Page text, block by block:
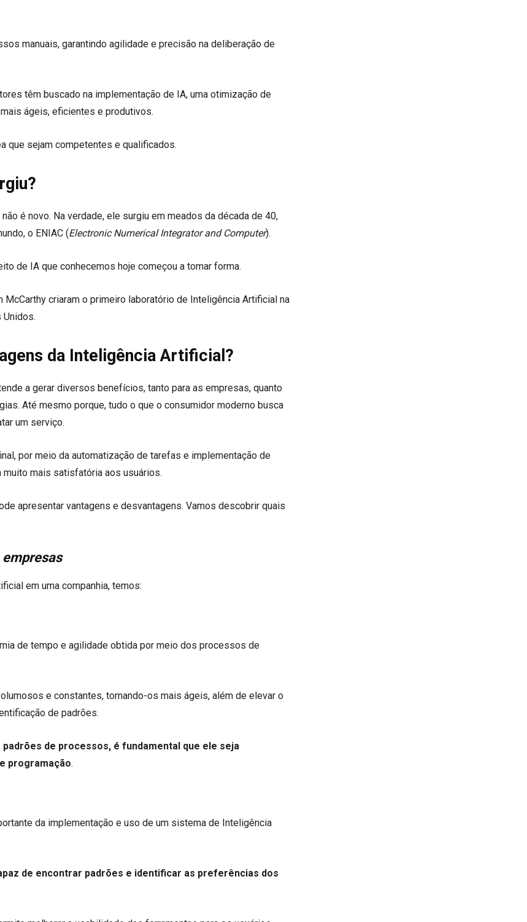
manuais, garantindo agilidade e precisão na deliberação de
têm buscado na implementação de IA, uma otimização de
ágeis, eficientes e produtivos.
que sejam competentes e qualificados.
é novo. Na verdade, ele surgiu em meados da década de 40,
o ENIAC (Electronic Numerical Integrator and Computer).
de IA que conhecemos hoje começou a tomar forma.
criaram o primeiro laboratório de Inteligência Artificial na
da Inteligência Artificial?
a gerar diversos benefícios, tanto para as empresas, quanto
Até mesmo porque, tudo o que o consumidor moderno busca
um serviço.
por meio da automatização de tarefas e implementação de
mais satisfatória aos usuários.
apresentar vantagens e desvantagens. Vamos descobrir quais
em uma companhia, temos:
de tempo e agilidade obtida por meio dos processos de
e constantes, tornando-os mais ágeis, além de elevar o
de padrões.
de processos, é fundamental que ele seja
programação.
da implementação e uso de um sistema de Inteligência
de encontrar padrões e identificar as preferências dos